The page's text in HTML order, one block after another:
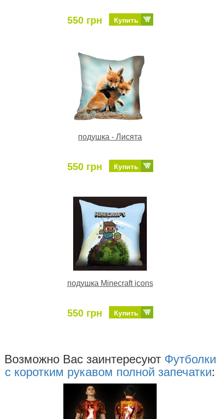
550 грн Купить
подушка - Лисята
550 грн Купить
подушка Minecraft icons
550 грн Купить
Возможно Ваc заинтересуют Футболки
с коротким рукавом полной запечатки: